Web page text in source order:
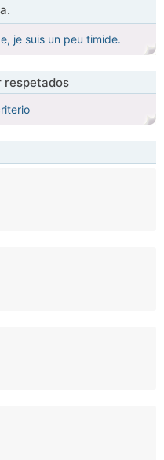
je suis un peu timide.
respetados